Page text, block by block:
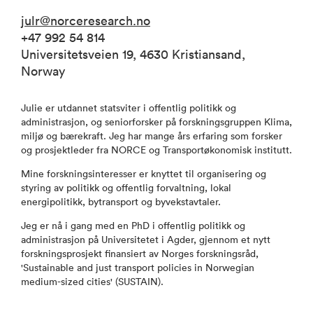
julr@norceresearch.no
+47 992 54 814
Universitetsveien 19, 4630 Kristiansand,
Norway
Julie er utdannet statsviter i offentlig politikk og
administrasjon, og seniorforsker på forskningsgruppen Klima,
miljø og bærekraft. Jeg har mange års erfaring som forsker
og prosjektleder fra NORCE og Transportøkonomisk institutt.
Mine forskningsinteresser er knyttet til organisering og
styring av politikk og offentlig forvaltning, lokal
energipolitikk, bytransport og byvekstavtaler.
Jeg er nå i gang med en PhD i offentlig politikk og
administrasjon på Universitetet i Agder, gjennom et nytt
forskningsprosjekt finansiert av Norges forskningsråd,
'Sustainable and just transport policies in Norwegian
medium-sized cities' (SUSTAIN).